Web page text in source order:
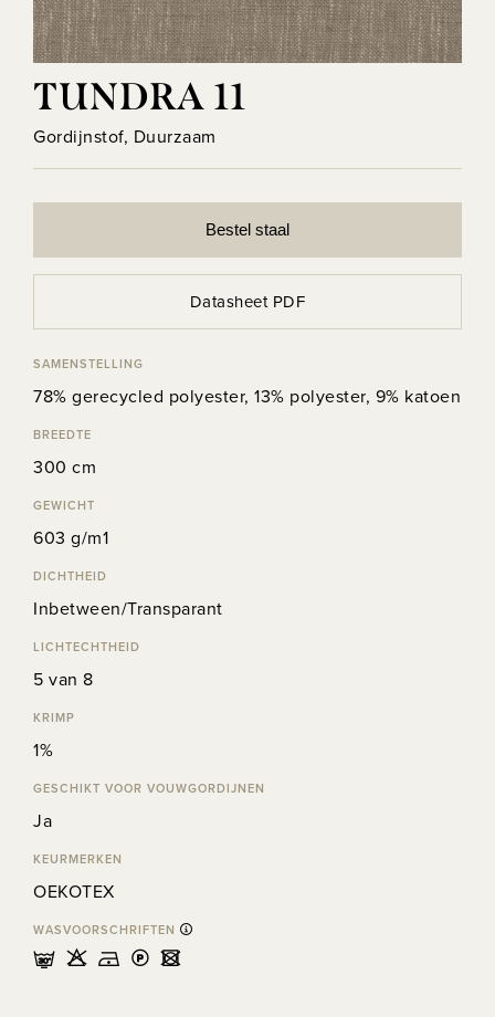
TUNDRA 11
Gordijnstof, Duurzaam
Bestel staal
Datasheet PDF
SAMENSTELLING
78% gerecycled polyester, 13% polyester, 9% katoen
BREEDTE
300 cm
GEWICHT
603 g/m1
DICHTHEID
Inbetween/Transparant
LICHTECHTHEID
5 van 8
KRIMP
1%
GESCHIKT VOOR VOUWGORDIJNEN
Ja
KEURMERKEN
OEKOTEX
WASVOORSCHRIFTEN
mHDLU